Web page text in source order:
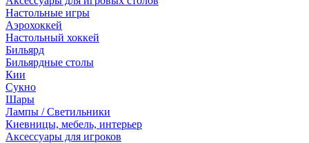
Настольные игры
Аэрохоккей
Настольный хоккей
Бильярд
Бильярдные столы
Кии
Сукно
Шары
Лампы / Светильники
Киевницы, мебель, интерьер
Аксессуары для игроков